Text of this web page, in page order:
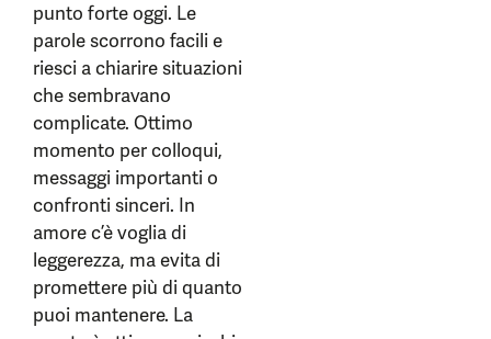
punto forte oggi. Le
parole scorrono facili e
riesci a chiarire situazioni
che sembravano
complicate. Ottimo
momento per colloqui,
messaggi importanti o
confronti sinceri. In
amore c’è voglia di
leggerezza, ma evita di
promettere più di quanto
puoi mantenere. La